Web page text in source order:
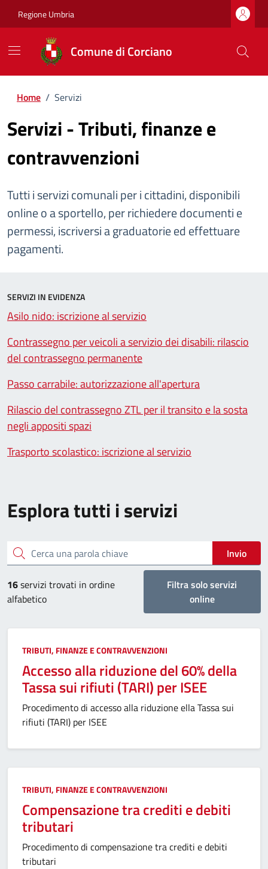
Regione Umbria
Comune di Corciano
Home / Servizi
Servizi - Tributi, finanze e
contravvenzioni
Tutti i servizi comunali per i cittadini, disponibili
online o a sportello, per richiedere documenti e
permessi, iscriversi a graduatorie ed effettuare
pagamenti.
Esplora tutti i servizi
Cerca una parola chiave Invio
16servizi trovati in ordine
alfabetico
Filtra solo servizi
online
Categoria:
TRIBUTI, FINANZE E CONTRAVVENZIONI
Accesso alla riduzione del 60% della
Tassa sui rifiuti (TARI) per ISEE
Procedimento di accesso alla riduzione ella Tassa sui
rifiuti (TARI) per ISEE
Categoria:
TRIBUTI, FINANZE E CONTRAVVENZIONI
Compensazione tra crediti e debiti
tributari
Procedimento di compensazione tra crediti e debiti
tributari
SERVIZI IN EVIDENZA
Asilo nido: iscrizione al servizio
Contrassegno per veicoli a servizio dei disabili: rilascio
del contrassegno permanente
Passo carrabile: autorizzazione all'apertura
Rilascio del contrassegno ZTL per il transito e la sosta
negli appositi spazi
Trasporto scolastico: iscrizione al servizio